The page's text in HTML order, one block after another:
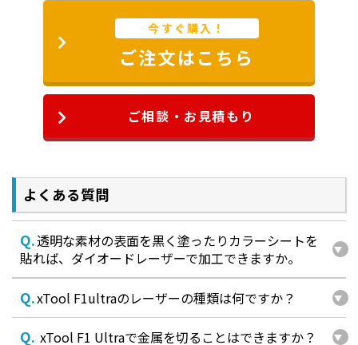
生成AIでスムーズにアイディアをカタチに
■入力するだけ。AIがイメージを提案します。
取り入れたいモチーフ等を数語入力するだけで、AIがレ
イルからお好みのものをお選びいただき、そのまま加
工が可能です。
今すぐ購入！
ご注文はこちら
ご相談・お見積もり
よくある質問
Q.透明な素材の表面を黒く塗ったりカラーシートを
貼れば、ダイオードレーザーで加工できますか。
Q.xTool F1ultraのレーザーの種類は何ですか？
Q. xTool F1 Ultraで金属を切ることはできますか？